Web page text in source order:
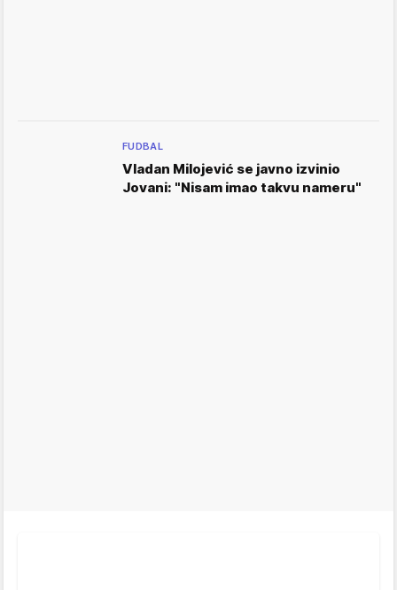
FUDBAL
Vladan Milojević se javno izvinio
Jovani: "Nisam imao takvu nameru"